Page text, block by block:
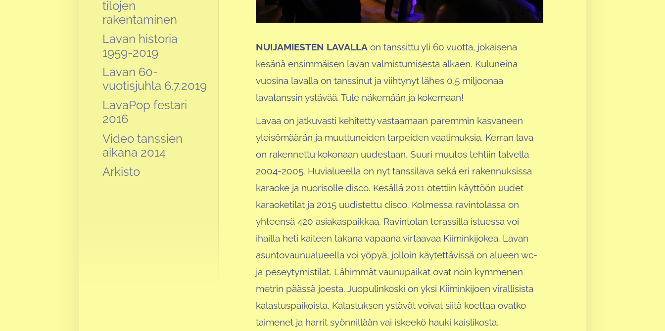
tilojen
rakentaminen
Lavan historia
1959-2019
Lavan 60-
vuotisjuhla 6.7.2019
LavaPop festari
2016
Video tanssien
aikana 2014
Arkisto
NUIJAMIESTEN LAVALLAon tanssittu yli 60 vuotta, jokaisena
kesänä ensimmäisen lavan valmistumisesta alkaen. Kuluneina
vuosina lavalla on tanssinut ja viihtynyt lähes 0,5 miljoonaa
lavatanssin ystävää. Tule näkemään ja kokemaan!
Lavaa on jatkuvasti kehitetty vastaamaan paremmin kasvaneen
yleisömäärän ja muuttuneiden tarpeiden vaatimuksia. Kerran lava
on rakennettu kokonaan uudestaan. Suuri muutos tehtiin talvella
2004-2005. Huvialueella on nyt tanssilava sekä eri rakennuksissa
karaoke ja nuorisolle disco. Kesällä 2011 otettiin käyttöön uudet
karaoketilat ja 2015 uudistettu disco. Kolmessa ravintolassa on
yhteensä 420 asiakaspaikkaa. Ravintolan terassilla istuessa voi
ihailla heti kaiteen takana vapaana virtaavaa Kiiminkijokea. Lavan
asuntovaunualueella voi yöpyä, jolloin käytettävissä on alueen wc-
ja peseytymistilat. Lähimmät vaunupaikat ovat noin kymmenen
metrin päässä joesta. Juopulinkoski on yksi Kiiminkijoen virallisista
kalastuspaikoista. Kalastuksen ystävät voivat siitä koettaa ovatko
taimenet ja harrit syönnillään vai iskeekö hauki kaislikosta.